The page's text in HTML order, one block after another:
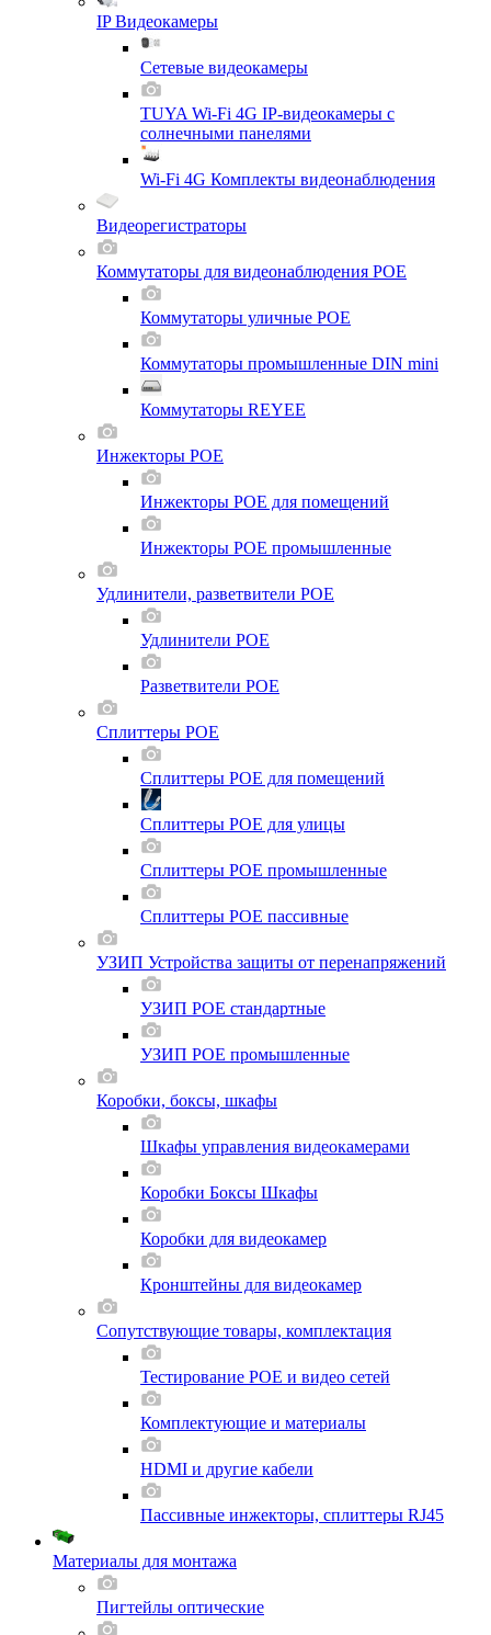
IP Видеокамеры
Сетевые видеокамеры
TUYA Wi-Fi 4G IP-видеокамеры с
солнечными панелями
Wi-Fi 4G Комплекты видеонаблюдения
Видеорегистраторы
Коммутаторы для видеонаблюдения POE
Коммутаторы уличные POE
Коммутаторы промышленные DIN mini
Коммутаторы REYEE
Инжекторы POE
Инжекторы POE для помещений
Инжекторы POE промышленные
Удлинители, разветвители POE
Удлинители POE
Разветвители POE
Сплиттеры POE
Сплиттеры POE для помещений
Сплиттеры POE для улицы
Сплиттеры POE промышленные
Сплиттеры POE пассивные
УЗИП Устройства защиты от перенапряжений
УЗИП POE стандартные
УЗИП POE промышленные
Коробки, боксы, шкафы
Шкафы управления видеокамерами
Коробки Боксы Шкафы
Коробки для видеокамер
Кронштейны для видеокамер
Сопутствующие товары, комплектация
Тестирование POE и видео сетей
Комплектующие и материалы
HDMI и другие кабели
Пассивные инжекторы, сплиттеры RJ45
Материалы для монтажа
Пигтейлы оптические